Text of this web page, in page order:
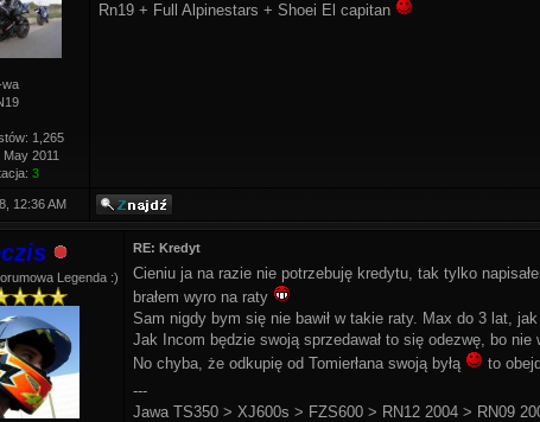
wa
1,265
May 2011
3
Rn19 + Full Alpinestars + Shoei El capitan
12:36 AM
Legenda :)
RE: Kredyt
Cieniu ja na razie nie potrzebuję kredytu, tak tylko
brałem wyro na raty
Sam nigdy bym się nie bawił w takie raty. Max do 3 lat,
Jak Incom będzie swoją sprzedawał to się odezwę, bo
No chyba, że odkupię od Tomierłana swoją byłą
to
---
Jawa TS350 > XJ600s > FZS600 > RN12 2004 > RN09